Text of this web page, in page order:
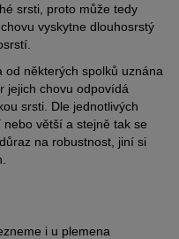
srsti, proto může tedy
vyskytne dlouhosrstý
některých spolků uznána
jejich chovu odpovídá
srsti. Dle jednotlivých
větší a stejně tak se
na robustnost, jiní si
i u plemena